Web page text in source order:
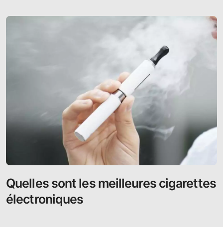
Quelles sont les meilleures cigarettes
électroniques